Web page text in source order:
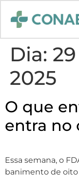
Dia:
2025
O que
entra no
Essa semana, o
banimento de